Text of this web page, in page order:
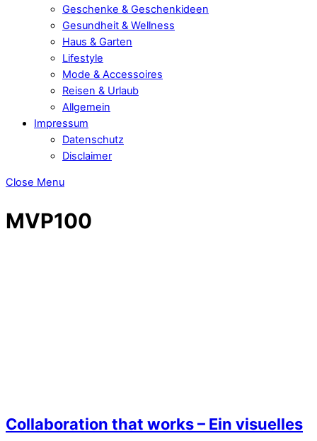
Geschenke & Geschenkideen
Gesundheit & Wellness
Haus & Garten
Lifestyle
Mode & Accessoires
Reisen & Urlaub
Allgemein
Impressum
Datenschutz
Disclaimer
Close Menu
MVP100
Collaboration that works – Ein visuelles